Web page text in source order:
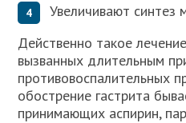
Увеличивают синтез
Действенно такое
вызванных длительным
противовоспалительных
обострение гастрита
принимающих аспирин,